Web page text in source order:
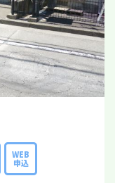
WEB
申込